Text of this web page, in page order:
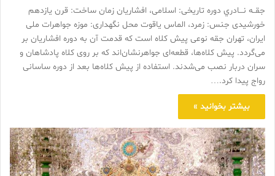
جقــه نـــادري دوره تاریخی: اسلامی، افشاریان زمان ساخت: قرن یازدهم
خورشیدی جنس: زمرد، الماس یاقوت محل نگهداری: موزه جواهرات ملی
ایران، تهران جقه نوعی پیش کلاه است که قدمت آن به دوره افشاریان بر
می‌گردد. پیش کلاه‌ها، قطعه‌ای جواهرنشان‌اند که بر روی کلاه پادشاهان و
سران دربار نصب می‌شدند. استفاده از پیش کلاه‌ها بعد از دوره ساسانی
رواج پیدا کرد.…
بیشتر بخوانید »